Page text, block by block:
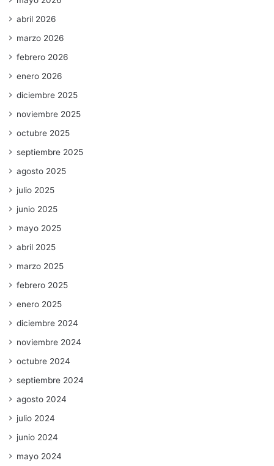
abril 2026
marzo 2026
febrero 2026
enero 2026
diciembre 2025
noviembre 2025
octubre 2025
septiembre 2025
agosto 2025
julio 2025
junio 2025
mayo 2025
abril 2025
marzo 2025
febrero 2025
enero 2025
diciembre 2024
noviembre 2024
octubre 2024
septiembre 2024
agosto 2024
julio 2024
junio 2024
mayo 2024